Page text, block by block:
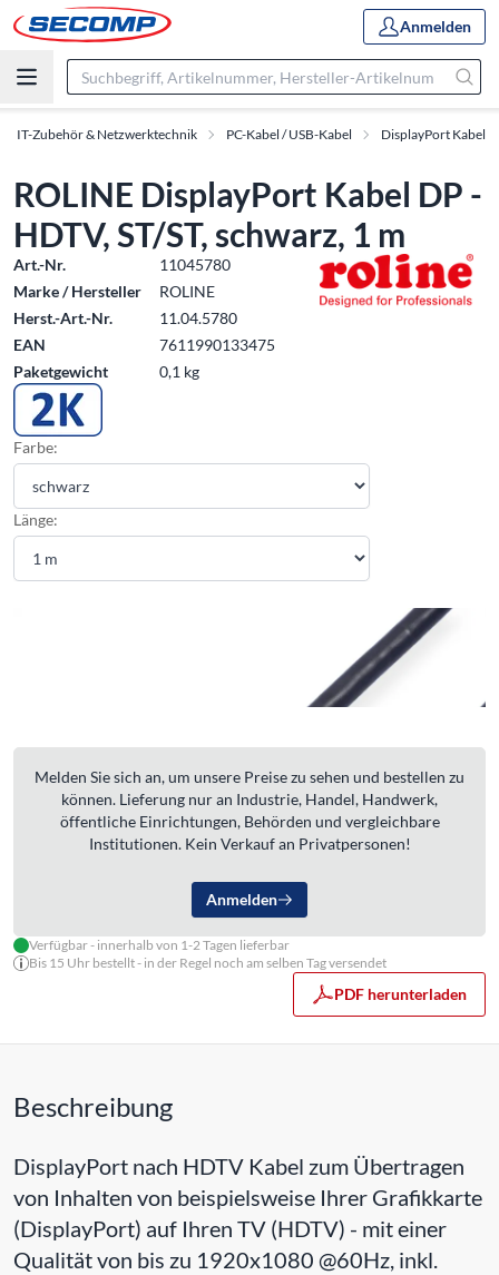
Anmelden
IT-Zubehör & Netzwerktechnik PC-Kabel / USB-Kabel DisplayPort Kabel
ROLINE DisplayPort Kabel DP -
HDTV, ST/ST, schwarz, 1 m
Art.-Nr.
11045780
Marke / Hersteller
ROLINE
Herst.-Art.-Nr.
11.04.5780
EAN
7611990133475
Paketgewicht
0,1 kg
Farbe:
Länge:
Melden Sie sich an, um unsere Preise zu sehen und bestellen zu
können. Lieferung nur an Industrie, Handel, Handwerk,
öffentliche Einrichtungen, Behörden und vergleichbare
Institutionen. Kein Verkauf an Privatpersonen!
Anmelden
Verfügbar - innerhalb von 1-2 Tagen lieferbar
Bis 15 Uhr bestellt - in der Regel noch am selben Tag versendet
PDF herunterladen
Beschreibung
DisplayPort nach HDTV Kabel zum Übertragen
von Inhalten von beispielsweise Ihrer Grafikkarte
(DisplayPort) auf Ihren TV (HDTV) - mit einer
Qualität von bis zu 1920x1080 @60Hz, inkl.